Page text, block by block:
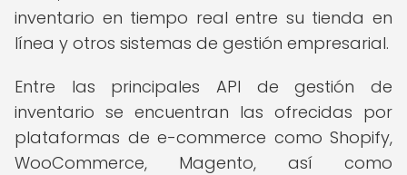
inventario en tiempo real entre su tienda en
línea y otros sistemas de gestión empresarial.
Entre las principales API de gestión de
inventario se encuentran las ofrecidas por
plataformas de e-commerce como Shopify,
WooCommerce, Magento, así como